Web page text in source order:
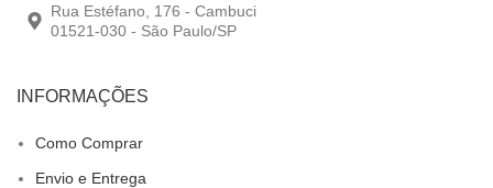
Rua Estéfano, 176 - Cambuci
01521-030 - São Paulo/SP
INFORMAÇÕES
Como Comprar
Envio e Entrega